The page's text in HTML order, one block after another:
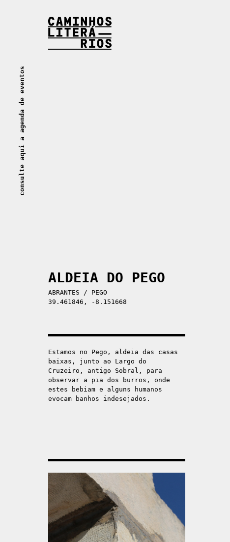
consulte aqui a agenda de eventos
ALDEIA DO PEGO
ABRANTES / PEGO
39.461846, -8.151668
Estamos no Pego, aldeia das casas
baixas, junto ao Largo do
Cruzeiro, antigo Sobral, para
observar a pia dos burros, onde
estes bebiam e alguns humanos
evocam banhos indesejados.